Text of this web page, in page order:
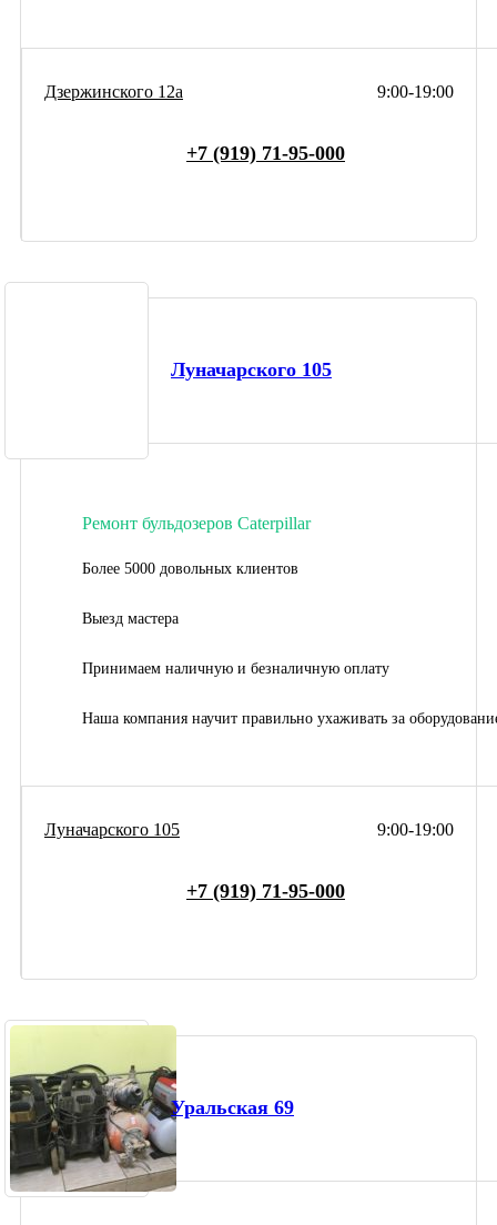
9:00-19:00
Дзержинского 12а
+7 (919) 71-95-000
Луначарского 105
Ремонт бульдозеров Caterpillar
Более 5000 довольных клиентов
Выезд мастера
Принимаем наличную и безналичную оплату
Наша компания научит правильно ухаживать за
9:00-19:00
Луначарского 105
+7 (919) 71-95-000
Уральская 69